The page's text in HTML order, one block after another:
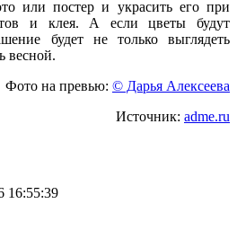
или постер и украсить его при
и клея. А если цветы будут
будет не только выглядеть
весной.
Фото на превью: © Дарья Алексеева
Источник: adme.ru
16:55:39